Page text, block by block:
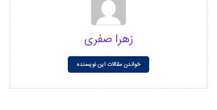
زهرا صفری
خواندن مقالات این نویسنده